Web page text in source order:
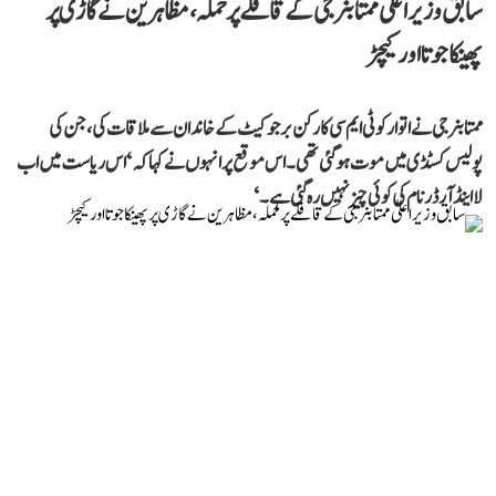
سابق وزیر اعلیٰ ممتا بنرجی کے قافلے پر حملہ، مظاہرین نے گاڑی پر
پھینکا جوتا اور کیچڑ
ممتا بنرجی نے اتوار کو ٹی ایم سی کارکن برجو کیٹ کے خاندان سے ملاقات کی، جن کی
پولیس کسٹڈی میں موت ہو گئی تھی۔ اس موقع پر انہوں نے کہا کہ ‘اس ریاست میں اب
لا اینڈ آرڈر نام کی کوئی چیز نہیں رہ گئی ہے۔‘